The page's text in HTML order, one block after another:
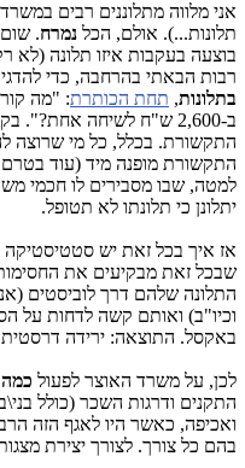
אני מלווה מתלוננים רבים
תלונות...). אולם, הכל נמרח.
בוצעה בעקבות איזו תלונה (לא
רבות הבאתי בהרחבה, כדי
בתלונות, תחת הכותרת: "מה
ב-2,600 ש"ח לשיחה
התקשורת. בכלל, כל מי שרוצה
התקשורת מופנה מיד (עוד בטרם
למטה, שבו מסבירים לו חכמי
יתלונן כי תלונתו לא תטופל.
אז איך בכל זאת יש
שבכל זאת מבקיעים את
התלונה שלהם דרך לוביסטים
וכיו"ב) ואותם קשה לדחות על
באקסל. התוצאה: ירידה דרסטית
לכן, על משרד האוצר לפעול
התקנים ודרגות השכר (כולל
ואכיפה, כאשר היו לאגף הזה
בהם כל צורך. לצורך יצירת